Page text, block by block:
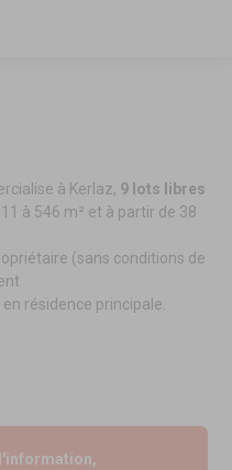
à Kerlaz, 9 lots libres
à 546 m² et à partir de 38
(sans conditions de
résidence principale.